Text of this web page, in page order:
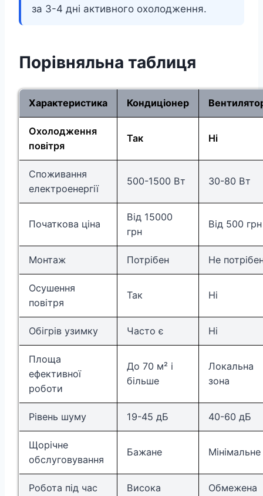
за 3-4 дні активного охолодження.
Порівняльна таблиця
Характеристика Кондиціонер
Охолодження
повітря
Так Ні
Споживання
електроенергії
500-1500 Вт 30-80 Вт
Початкова ціна
Від 15000
грн
Від 500 грн
Монтаж Потрібен Не
Осушення
повітря
Так Ні
Обігрів узимку Часто є Ні
Площа
ефективної
роботи
До 70 м² і
більше
Локальна
зона
Рівень шуму 19-45 дБ 40-60 дБ
Щорічне
обслуговування
Бажане Мінімальне
Робота під час
Висока
Обмежена